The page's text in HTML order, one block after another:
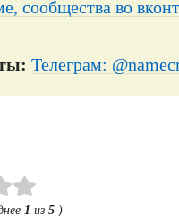
сообщества во
Телеграм:
1 из 5 )